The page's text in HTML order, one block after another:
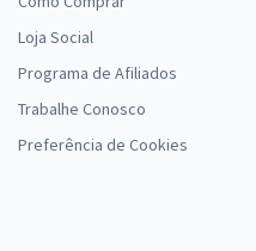
Loja Social
Programa de Afiliados
Trabalhe Conosco
Preferência de Cookies